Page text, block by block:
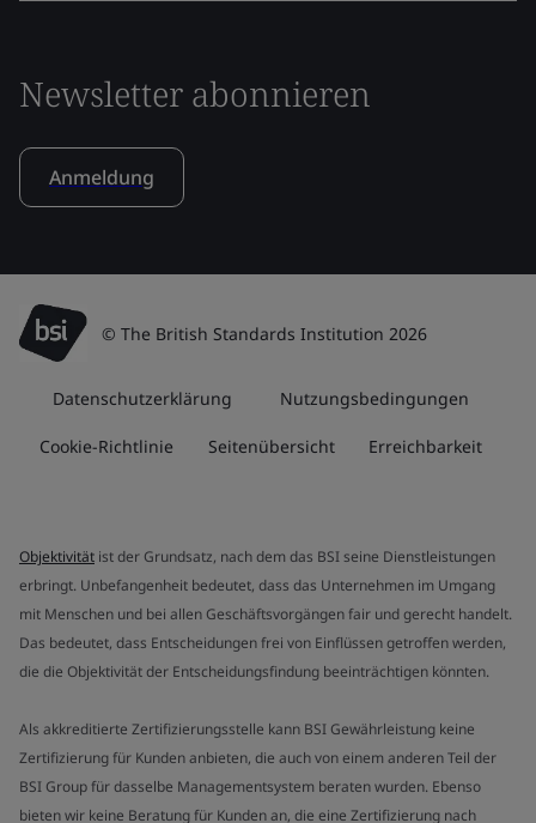
Newsletter abonnieren
Anmeldung
© The British Standards Institution 2026
Datenschutzerklärung Nutzungsbedingungen
Cookie-Richtlinie Seitenübersicht Erreichbarkeit
Objektivität ist der Grundsatz, nach dem das BSI seine Dienstleistungen
erbringt. Unbefangenheit bedeutet, dass das Unternehmen im Umgang
mit Menschen und bei allen Geschäftsvorgängen fair und gerecht handelt.
Das bedeutet, dass Entscheidungen frei von Einflüssen getroffen werden,
die die Objektivität der Entscheidungsfindung beeinträchtigen könnten.
Als akkreditierte Zertifizierungsstelle kann BSI Gewährleistung keine
Zertifizierung für Kunden anbieten, die auch von einem anderen Teil der
BSI Group für dasselbe Managementsystem beraten wurden. Ebenso
bieten wir keine Beratung für Kunden an, die eine Zertifizierung nach